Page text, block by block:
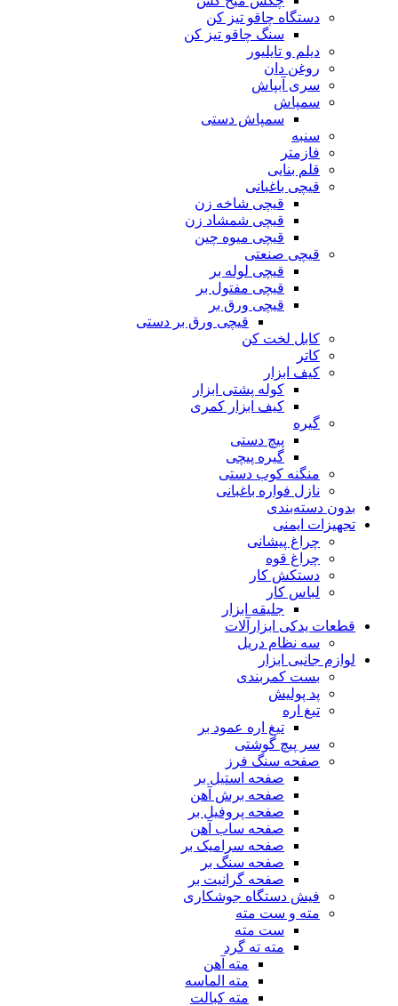
دستگاه چاقو تیز کن
سنگ چاقو تیز کن
دیلم و تایلیور
روغن دان
سری آبپاش
سمپاش
سمپاش دستی
سنبه
فازمتر
قلم بنایی
قیچی باغبانی
قیچی شاخه زن
قیچی شمشاد زن
قیچی میوه چین
قیچی صنعتی
قیچی لوله بر
قیچی مفتول بر
قیچی ورق بر
قیچی ورق بر دستی
کابل لخت کن
کاتر
کیف ابزار
کوله پشتی ابزار
کیف ابزار کمری
گیره
پیچ دستی
گیره پیچی
منگنه کوب دستی
نازل فواره باغبانی
بدون دسته‌بندی
تجهیزات ایمنی
چراغ پیشانی
چراغ قوه
دستکش کار
لباس کار
جلیقه ابزار
قطعات یدکی ابزارآلات
سه نظام دریل
لوازم جانبی ابزار
بست کمربندی
پد پولیش
تیغ اره
تیغ اره عمود بر
سر پیچ گوشتی
صفحه سنگ فرز
صفحه استیل بر
صفحه برش آهن
صفحه پروفیل بر
صفحه ساب آهن
صفحه سرامیک بر
صفحه سنگ بر
صفحه گرانیت بر
فیش دستگاه جوشکاری
مته و ست مته
ست مته
مته ته گرد
مته آهن
مته الماسه
مته کبالت